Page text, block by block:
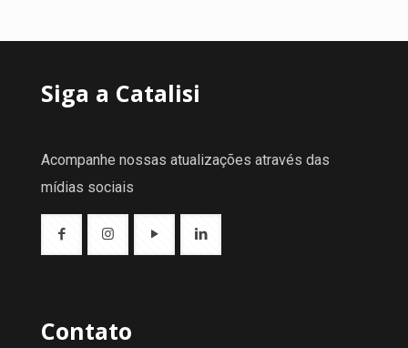
Siga a Catalisi
Acompanhe nossas atualizações através das
mídias sociais
Contato